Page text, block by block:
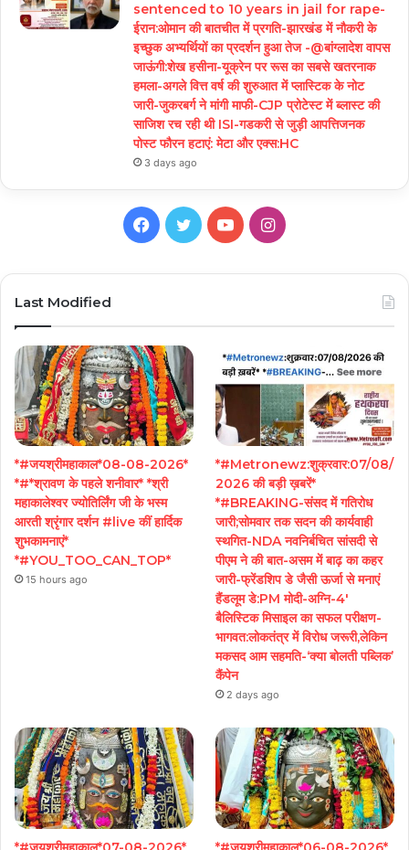
sentenced to 10 years in jail for rape-
ईरान:ओमान की बातचीत में प्रगति-झारखंड में नौकरी के
इच्छुक अभ्यर्थियों का प्रदर्शन हुआ तेज -@बांग्लादेश वापस
जाऊंगी:शेख हसीना-यूक्रेन पर रूस का सबसे खतरनाक
हमला-अगले वित्त वर्ष की शुरुआत में प्लास्टिक के नोट
जारी-जुकरबर्ग ने मांगी माफी-CJP प्रोटेस्ट में ब्लास्ट की
साजिश रच रही थी ISI-गडकरी से जुड़ी आपत्तिजनक
पोस्ट फौरन हटाएं: मेटा और एक्स:HC
3 days ago
Facebook
TwitterYouTubeInstagram
Last Modified
*#जयश्रीमहाकाल*08-08-2026*
*#*श्रावण के पहले शनीवार* *श्री
महाकालेश्वर ज्योतिर्लिंग जी के भस्म
आरती श्रृंगार दर्शन #live कीं हार्दिक
शुभकामनाएं*
*#YOU_TOO_CAN_TOP*
15 hours ago
*#Metronewz:शुक्रवार:07/08/
2026 की बड़ी ख़बरें*
*#BREAKING-संसद में गतिरोध
जारी;सोमवार तक सदन की कार्यवाही
स्थगित-NDA नवनिर्बचित सांसदी से
पीएम ने की बात-असम में बाढ़ का कहर
जारी-फ्रेंडशिप डे जैसी ऊर्जा से मनाएं
हैंडलूम डे:PM मोदी-अग्नि-4′
बैलिस्टिक मिसाइल का सफल परीक्षण-
भागवत:लोकतंत्र में विरोध जरूरी,लेकिन
मकसद आम सहमति-‘क्या बोलती पब्लिक’
कैंपेन
2 days ago